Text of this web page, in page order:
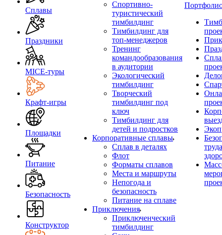
Сплавы
Праздники
MICE‑туры
Крафт-игры
Площадки
Питание
Безопасность
Конструктор
Спортивно-
туристический
тимбилдинг
Тимбилдинг для
топ-менеджеров
Тренинг
командообразования
в аудитории
Экологический
тимбилдинг
Творческий
тимбилдинг под
ключ
Тимбилдинг для
детей и подростков
Корпоративные сплавы
Сплав в деталях
Флот
Форматы сплавов
Места и маршруты
Непогода и
безопасность
Питание на сплаве
Приключения
Приключенческий
тимбилдинг